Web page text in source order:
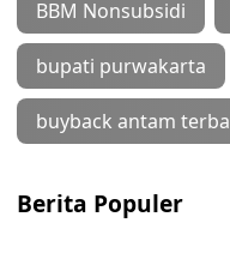
BBM Nonsubsidi
bupati purwakarta
buyback antam
Berita Populer